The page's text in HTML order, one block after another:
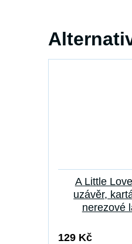
A Little
uzávěr,
nerezové
129 Kč